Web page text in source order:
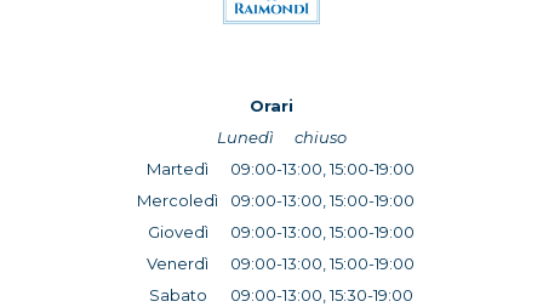
Orari
Lunedì
chiuso
Martedì
09:00-13:00, 15:00-19:00
Mercoledì
09:00-13:00, 15:00-19:00
Giovedì
09:00-13:00, 15:00-19:00
Venerdì
09:00-13:00, 15:00-19:00
Sabato
09:00-13:00, 15:30-19:00